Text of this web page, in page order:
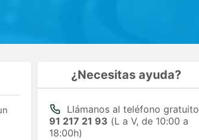
¿Necesitas ayuda?
Llámanos al teléfono gratuito
91 217 21 93 (L a V, de 10:00 a
18:00h)